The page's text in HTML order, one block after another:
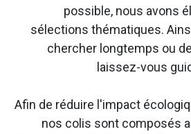
possible, nous avons
sélections thématiques.
chercher longtemps ou
laissez-vous
Afin de réduire l'impact
nos colis sont composés